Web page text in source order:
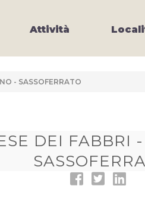
Attività
- SASSOFERRATO
DEI FABBRI